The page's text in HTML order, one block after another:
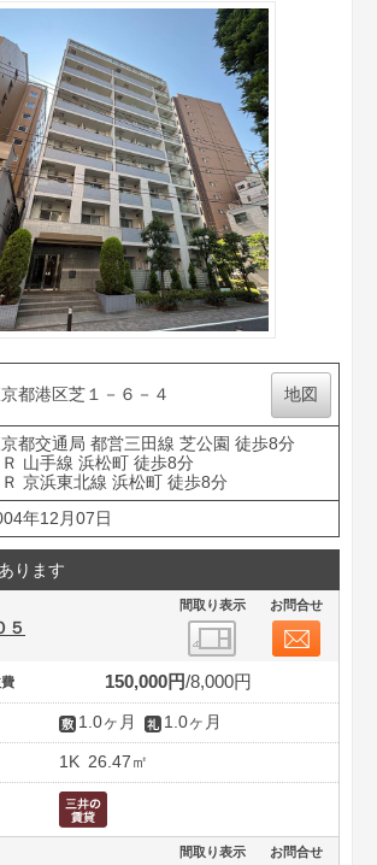
都港区芝１－６－４ 地図
都交通局 都営三田線 芝公園 徒歩8分
Ｒ 山手線 浜松町 徒歩8分
Ｒ 京浜東北線 浜松町 徒歩8分
年12月07日
ります
間取り表示 お問合せ
５
150,000円 8,000円
1.0ヶ月 1.0ヶ月
1K 26.47㎡
間取り表示 お問合せ